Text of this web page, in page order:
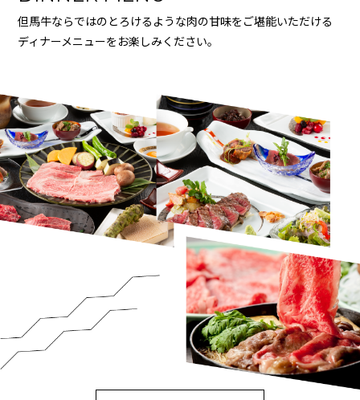
但馬牛ならではのとろけるような肉の甘味をご堪能いただける
ディナーメニューをお楽しみください。